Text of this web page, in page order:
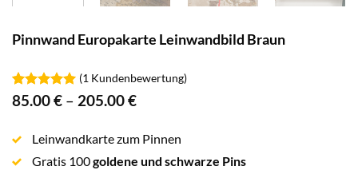
Pinnwand Europakarte Leinwandbild Braun
Bewertet
mit5.00
basierend
1
Kundenbewertung
(1 Kundenbewertung)
85.00€ – 205.00€
Leinwandkarte zum Pinnen
Gratis 100goldene und schwarze Pins